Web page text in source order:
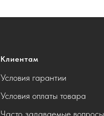
Клиентам
Условия гарантии
Условия оплаты товара
Часто задаваемые вопросы